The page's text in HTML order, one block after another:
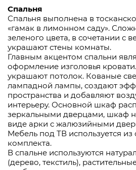
Спальня
Спальня выполнена в
«гамак в лимонном саду».
зеленого цвета, в сочетании с
украшают стены комнаты.
Главным акцентом спальни
оформление изголовья
украшают потолок. Кованые
лампадной лампы, создают
пространства и добавляют
интерьеру. Основной шкаф
зеркальными дверцами, шкаф
виде арки с жалюзийными
Мебель под ТВ используется
комплекта.
В спальне используются
(дерево, текстиль),